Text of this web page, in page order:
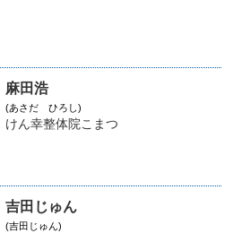
麻田浩
(あさだ ひろし)
けん幸整体院こまつ
吉田じゅん
(吉田じゅん)